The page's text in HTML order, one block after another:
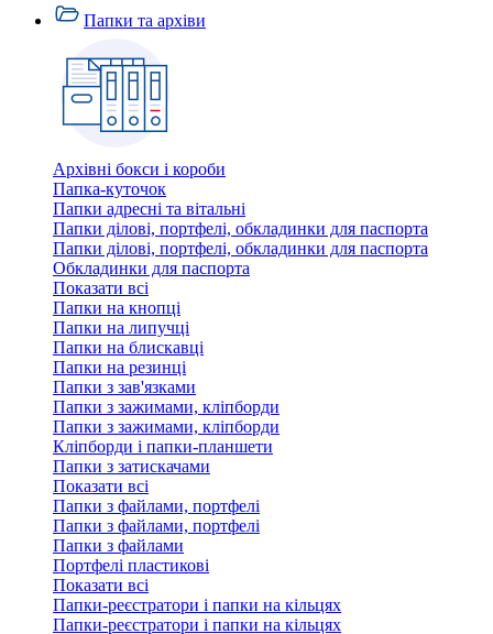
Папки та архіви
Архівні бокси і короби
Папка-куточок
Папки адресні та вітальні
Папки ділові, портфелі, обкладинки для паспорта
Папки ділові, портфелі, обкладинки для паспорта
Обкладинки для паспорта
Показати всі
Папки на кнопці
Папки на липучці
Папки на блискавці
Папки на резинці
Папки з зав'язками
Папки з зажимами, кліпборди
Папки з зажимами, кліпборди
Кліпборди і папки-планшети
Папки з затискачами
Показати всі
Папки з файлами, портфелі
Папки з файлами, портфелі
Папки з файлами
Портфелі пластикові
Показати всі
Папки-реєстратори і папки на кільцях
Папки-реєстратори і папки на кільцях